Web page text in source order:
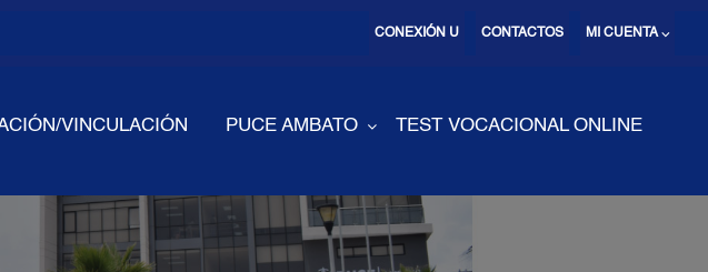
MI CUENTA ⌵
CONTACTOS
CONEXIÓN U
VINCULACIÓN PUCE AMBATO TEST VOCACIONAL ONLINE